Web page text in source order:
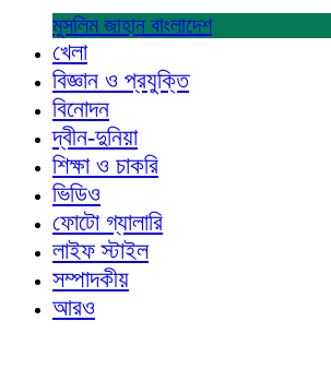
মুসলিম জাহান বাংলাদেশ
খেলা
বিজ্ঞান ও প্রযুক্তি
বিনোদন
দ্বীন-দুনিয়া
শিক্ষা ও চাকরি
ভিডিও
ফোটো গ্যালারি
লাইফ স্টাইল
সম্পাদকীয়
আরও